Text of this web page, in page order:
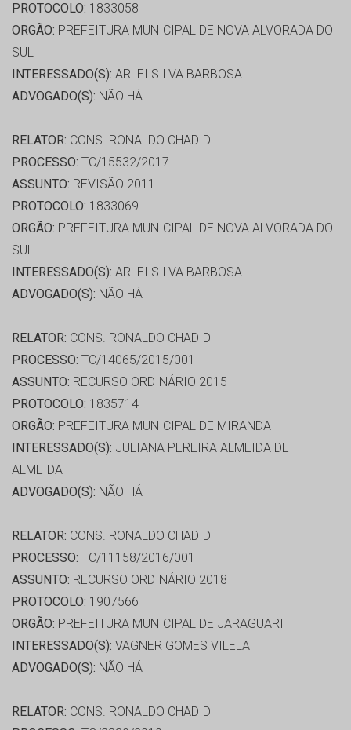
PROTOCOLO: 1833058
ORGÃO: PREFEITURA MUNICIPAL DE NOVA ALVORADA DO
SUL
INTERESSADO(S): ARLEI SILVA BARBOSA
ADVOGADO(S): NÃO HÁ
RELATOR: CONS. RONALDO CHADID
PROCESSO: TC/15532/2017
ASSUNTO: REVISÃO 2011
PROTOCOLO: 1833069
ORGÃO: PREFEITURA MUNICIPAL DE NOVA ALVORADA DO
SUL
INTERESSADO(S): ARLEI SILVA BARBOSA
ADVOGADO(S): NÃO HÁ
RELATOR: CONS. RONALDO CHADID
PROCESSO: TC/14065/2015/001
ASSUNTO: RECURSO ORDINÁRIO 2015
PROTOCOLO: 1835714
ORGÃO: PREFEITURA MUNICIPAL DE MIRANDA
INTERESSADO(S): JULIANA PEREIRA ALMEIDA DE
ALMEIDA
ADVOGADO(S): NÃO HÁ
RELATOR: CONS. RONALDO CHADID
PROCESSO: TC/11158/2016/001
ASSUNTO: RECURSO ORDINÁRIO 2018
PROTOCOLO: 1907566
ORGÃO: PREFEITURA MUNICIPAL DE JARAGUARI
INTERESSADO(S): VAGNER GOMES VILELA
ADVOGADO(S): NÃO HÁ
RELATOR: CONS. RONALDO CHADID